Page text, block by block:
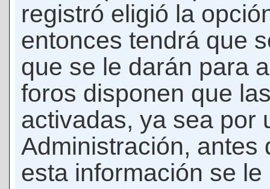
registró eligió la
entonces tendrá que
que se le darán para
foros disponen que
activadas, ya sea por
Administración, antes
esta información se